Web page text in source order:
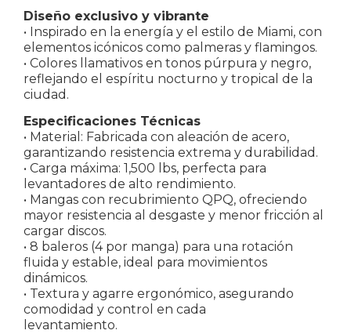
Diseño exclusivo y vibrante
• Inspirado en la energía y el estilo de Miami, con
elementos icónicos como palmeras y flamingos.
• Colores llamativos en tonos púrpura y negro,
reflejando el espíritu nocturno y tropical de la
ciudad.
Especificaciones Técnicas
• Material: Fabricada con aleación de acero,
garantizando resistencia extrema y durabilidad.
• Carga máxima: 1,500 lbs, perfecta para
levantadores de alto rendimiento.
• Mangas con recubrimiento QPQ, ofreciendo
mayor resistencia al desgaste y menor fricción al
cargar discos.
• 8 baleros (4 por manga) para una rotación
fluida y estable, ideal para movimientos
dinámicos.
• Textura y agarre ergonómico, asegurando
comodidad y control en cada
levantamiento.